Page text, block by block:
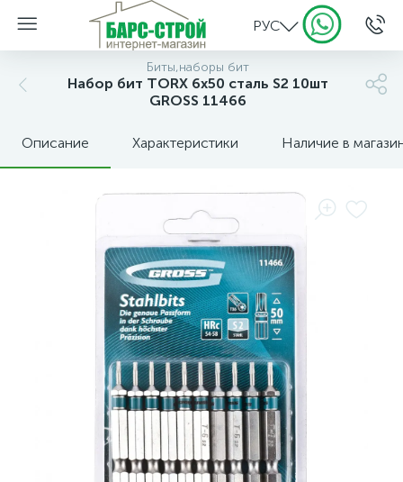
РУС
Биты,наборы бит
Набор бит TORX 6х50 сталь S2 10шт
GROSS 11466
Описание Характеристики Наличие в